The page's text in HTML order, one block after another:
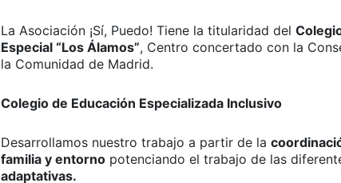
La Asociación ¡Sí, Puedo! Tiene la titularidad del
Especial “Los Álamos”, Centro concertado con la
la Comunidad de Madrid.
Colegio de Educación Especializada Inclusivo
Desarrollamos nuestro trabajo a partir de la
familia y entornopotenciando el trabajo de las
adaptativas.